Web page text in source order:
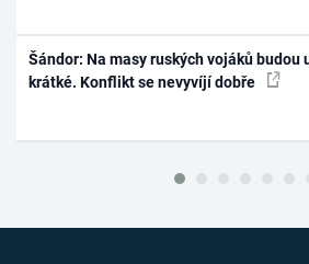
Šándor: Na masy ruských vojáků budou
krátké. Konflikt se nevyvíjí dobře